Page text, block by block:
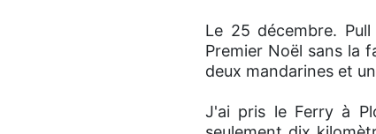
Le 25 décembre.
Premier Noël sans la
deux mandarines et
J'ai pris le Ferry à